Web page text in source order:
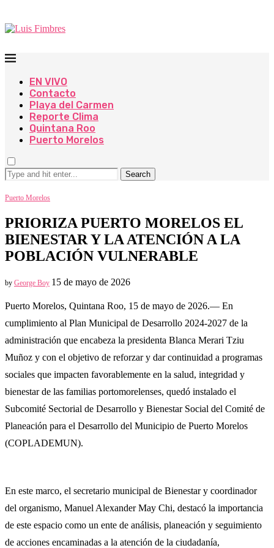
EN VIVO
Contacto
Playa del Carmen
Reporte Clima
Quintana Roo
Puerto Morelos
Search
Puerto Morelos
PRIORIZA PUERTO MORELOS EL
BIENESTAR Y LA ATENCIÓN A LA
POBLACIÓN VULNERABLE
by George Boy 15 de mayo de 2026
Puerto Morelos, Quintana Roo, 15 de mayo de 2026.— En
cumplimiento al Plan Municipal de Desarrollo 2024-2027 de la
administración que encabeza la presidenta Blanca Merari Tziu
Muñoz y con el objetivo de reforzar y dar continuidad a programas
sociales que impacten favorablemente en la salud, integridad y
bienestar de las familias portomorelenses, quedó instalado el
Subcomité Sectorial de Desarrollo y Bienestar Social del Comité de
Planeación para el Desarrollo del Municipio de Puerto Morelos
(COPLADEMUN).
En este marco, el secretario municipal de Bienestar y coordinador
del organismo, Manuel Alexander May Chi, destacó la importancia
de este espacio como un ente de análisis, planeación y seguimiento
de acciones encaminadas a la atención de la ciudadanía,